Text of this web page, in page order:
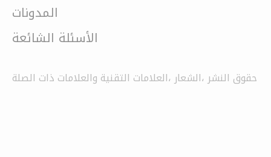
المدونات
الأسئلة الشائعة
حقوق النشر ،الشعار ،العلامات التقنية والعلامات ذات الصلة